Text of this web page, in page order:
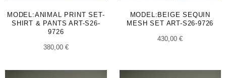
MODEL:ANIMAL PRINT SET-
SHIRT & PANTS ART-S26-
9726
380,00 €
MODEL:BEIGE SEQUIN
MESH SET ART-S26-9726
430,00€